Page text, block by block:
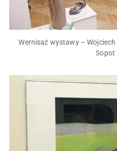
Wernisaż wystawy –
Sopot